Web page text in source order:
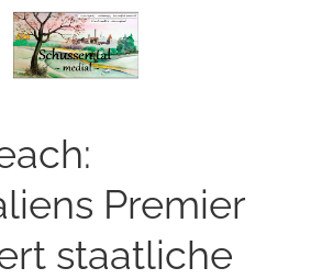
Premier
staatliche